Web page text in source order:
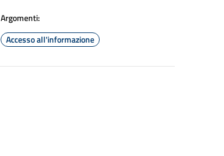
Argomenti:
Accesso all'informazione